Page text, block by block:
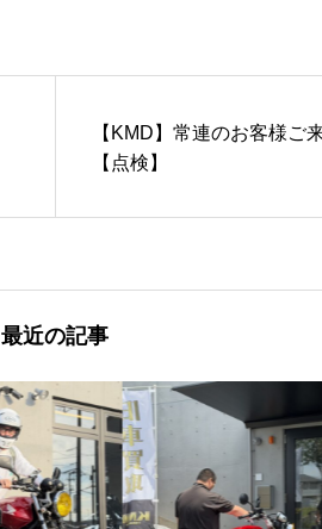
【KMD】常連のお客様ご
【点検】
最近の記事